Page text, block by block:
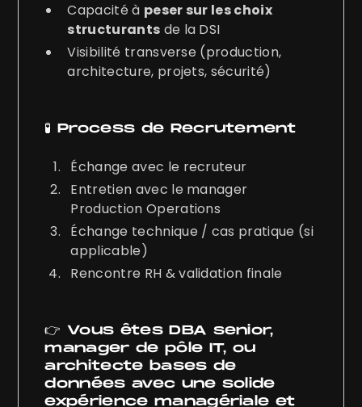
Capacité à peser sur les choix
structurants de la DSI
Visibilité transverse (production,
architecture, projets, sécurité)
🧪 Process de Recrutement
Échange avec le recruteur
Entretien avec le manager
Production Operations
Échange technique / cas pratique (si
applicable)
Rencontre RH & validation finale
👉 Vous êtes DBA senior,
manager de pôle IT, ou
architecte bases de
données avec une solide
expérience managériale et